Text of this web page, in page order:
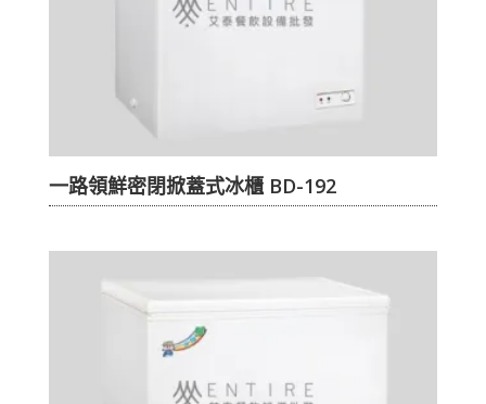
一路領鮮密閉掀蓋式冰櫃 BD-192